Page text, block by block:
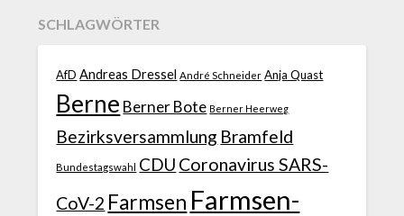
SCHLAGWÖRTER
AfD Andreas Dressel André Schneider Anja Quast
Berne Berner Bote Berner Heerweg
Bezirksversammlung Bramfeld
Bundestagswahl CDU Coronavirus SARS-
CoV-2 Farmsen Farmsen-